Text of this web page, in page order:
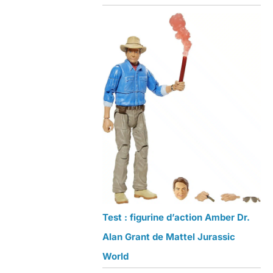
Test : figurine d’action Amber Dr.
Alan Grant de Mattel Jurassic
World